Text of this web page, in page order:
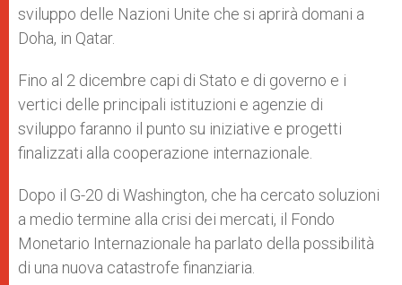
sviluppo delle Nazioni Unite che si aprirà domani a
Doha, in Qatar.
Fino al 2 dicembre capi di Stato e di governo e i
vertici delle principali istituzioni e agenzie di
sviluppo faranno il punto su iniziative e progetti
finalizzati alla cooperazione internazionale.
Dopo il G-20 di Washington, che ha cercato soluzioni
a medio termine alla crisi dei mercati, il Fondo
Monetario Internazionale ha parlato della possibilità
di una nuova catastrofe finanziaria.